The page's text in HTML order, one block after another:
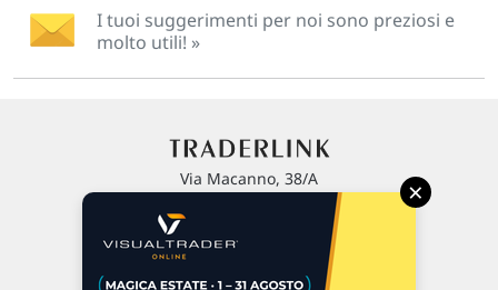
I tuoi suggerimenti per noi sono preziosi e
molto utili! »
Via Macanno, 38/A
P.IVA 02 452 460 401
Chi siamo
×